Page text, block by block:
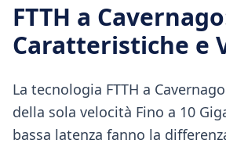
FTTH a Cavernago
Caratteristiche e
La tecnologia FTTH a
della sola velocità Fino a 10
bassa latenza fanno la